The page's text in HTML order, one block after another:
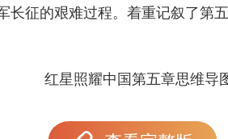
长征的艰难过程。着重记叙了第